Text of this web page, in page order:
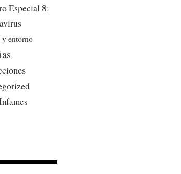
Especial 8:
entorno